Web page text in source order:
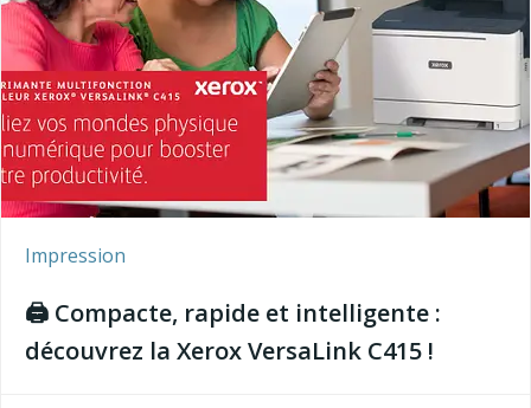
Impression
🖨️ Compacte, rapide et intelligente :
découvrez la Xerox VersaLink C415 !